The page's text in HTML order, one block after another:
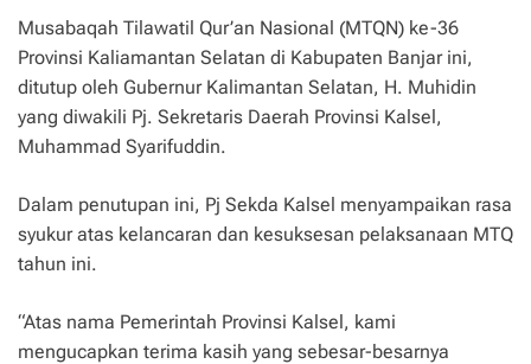
Musabaqah Tilawatil Qur’an Nasional (MTQN) ke-36
Provinsi Kaliamantan Selatan di Kabupaten Banjar ini,
ditutup oleh Gubernur Kalimantan Selatan, H. Muhidin
yang diwakili Pj. Sekretaris Daerah Provinsi Kalsel,
Muhammad Syarifuddin.
Dalam penutupan ini, Pj Sekda Kalsel menyampaikan rasa
syukur atas kelancaran dan kesuksesan pelaksanaan MTQ
tahun ini.
“Atas nama Pemerintah Provinsi Kalsel, kami
mengucapkan terima kasih yang sebesar-besarnya